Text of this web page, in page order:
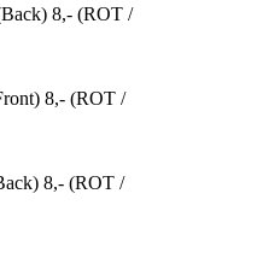
8,- (ROT /
8,- (ROT /
8,- (ROT /